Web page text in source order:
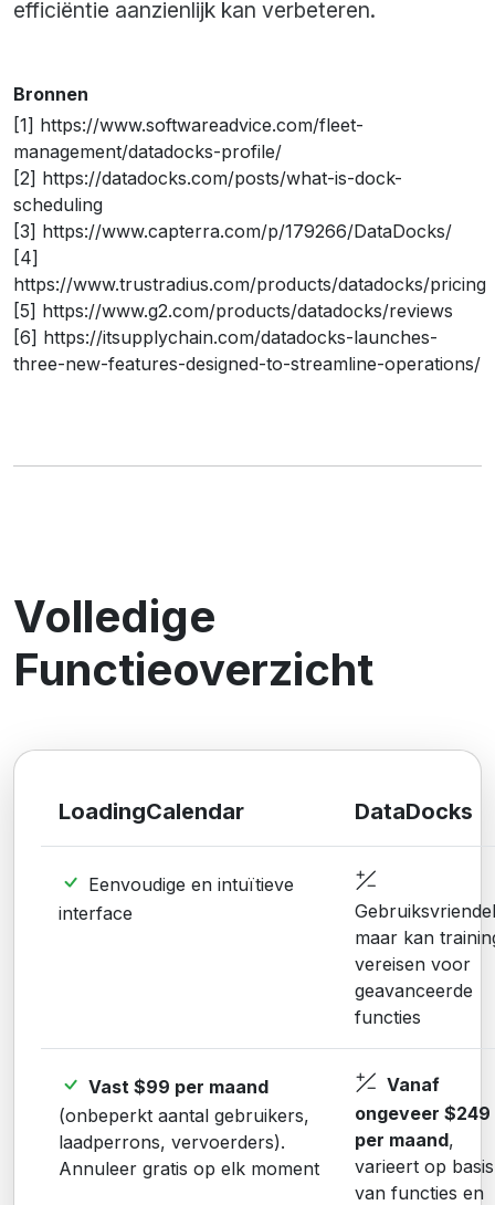
efficiëntie aanzienlijk kan verbeteren.
Bronnen
[1] https://www.softwareadvice.com/fleet-
management/datadocks-profile/
[2] https://datadocks.com/posts/what-is-dock-
scheduling
[3] https://www.capterra.com/p/179266/DataDocks/
[4]
https://www.trustradius.com/products/datadocks/pricing
[5] https://www.g2.com/products/datadocks/reviews
[6] https://itsupplychain.com/datadocks-launches-
three-new-features-designed-to-streamline-operations/
Volledige
Functieoverzicht
LoadingCalendar DataDocks
Eenvoudige en intuïtieve
interface
maar kan
vereisen voor
geavanceerde
functies
Vast $99 per maand
(onbeperkt aantal gebruikers,
laadperrons, vervoerders).
Annuleer gratis op elk moment
Vanaf
ongeveer $249
per maand,
varieert op basis
van functies en